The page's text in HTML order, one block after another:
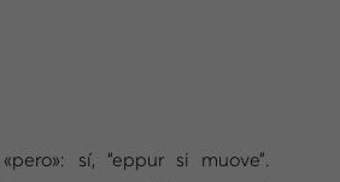
sí, “eppur si muove”.